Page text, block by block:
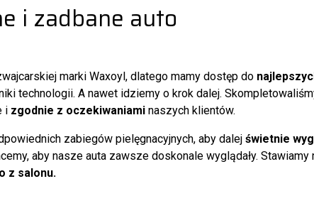
i zadbane auto
marki Waxoyl, dlatego mamy dostęp do
technologii. A nawet idziemy o krok dalej.
i zgodnie z oczekiwaniami naszych klientów.
zabiegów pielęgnacyjnych, aby dalej świetnie
aby nasze auta zawsze doskonale wyglądały.
z salonu.